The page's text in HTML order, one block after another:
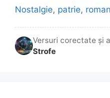
Nostalgie, patrie,
Versuri corectate și
Strofe